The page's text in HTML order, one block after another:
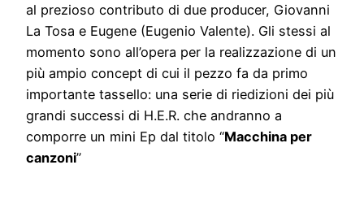
al prezioso contributo di due producer, Giovanni
La Tosa e Eugene (Eugenio Valente). Gli stessi al
momento sono all’opera per la realizzazione di un
più ampio concept di cui il pezzo fa da primo
importante tassello: una serie di riedizioni dei più
grandi successi di H.E.R. che andranno a
comporre un mini Ep dal titolo “Macchina per
canzoni”